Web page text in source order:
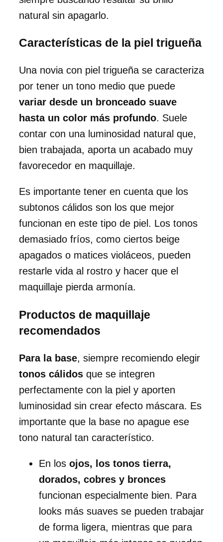
natural sin apagarlo.
Características de la piel trigueña
Una novia con piel trigueña se caracteriza
por tener un tono medio que puede
variar desde un bronceado suave
hasta un color más profundo. Suele
contar con una luminosidad natural que,
bien trabajada, aporta un acabado muy
favorecedor en maquillaje.
Es importante tener en cuenta que los
subtonos cálidos son los que mejor
funcionan en este tipo de piel. Los tonos
demasiado fríos, como ciertos beige
apagados o matices violáceos, pueden
restarle vida al rostro y hacer que el
maquillaje pierda armonía.
Productos de maquillaje
recomendados
Para la base, siempre recomiendo elegir
tonos cálidos que se integren
perfectamente con la piel y aporten
luminosidad sin crear efecto máscara. Es
importante que la base no apague ese
tono natural tan característico.
En los ojos, los tonos tierra,
dorados, cobres y bronces
funcionan especialmente bien. Para
looks más suaves se pueden trabajar
de forma ligera, mientras que para